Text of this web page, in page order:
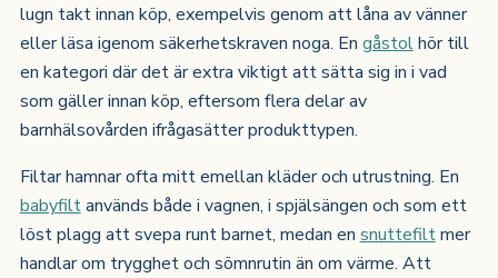
lugn takt innan köp, exempelvis genom att låna av vänner
eller läsa igenom säkerhetskraven noga. En gåstolhör till
en kategori där det är extra viktigt att sätta sig in i vad
som gäller innan köp, eftersom flera delar av
barnhälsovården ifrågasätter produkttypen.
Filtar hamnar ofta mitt emellan kläder och utrustning. En
babyfiltanvänds både i vagnen, i spjälsängen och som ett
löst plagg att svepa runt barnet, medan en snuttefiltmer
handlar om trygghet och sömnrutin än om värme. Att